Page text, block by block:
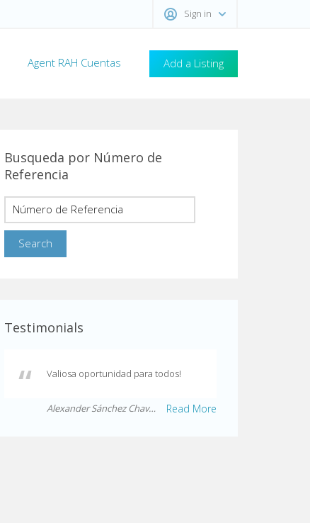
Sign in
Add a Listing
Agent RAH Cuentas
Busqueda por Número de
Referencia
Testimonials
Valiosa oportunidad para todos!
Read More
Alexander Sánchez Chavarría